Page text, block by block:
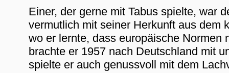
Einer, der gerne mit Tabus spielte, war
vermutlich mit seiner Herkunft aus dem
wo er lernte, dass europäische
brachte er 1957 nach Deutschland mit
spielte er auch genussvoll mit dem